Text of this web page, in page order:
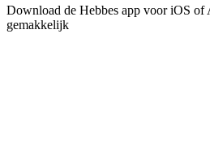
Download de Hebbes app voor iOS of
gemakkelijk​​​​‌ ‍ ​‍​‍‌‍ ‌ ​‍‌‍‍‌‌‍‌ ‌‍‍‌‌‍ ‍​‍​‍​ ‍‍​‍​‍‌ ​ ‌‍​‌‌‍ ‍‌‍‍‌‌ ‌​‌ ‍‌​‍ ‍‌‍‍‌‌‍ ​‍​‍​‍ ​​‍​‍‌‍‍​‌ ​‍‌‍‌‌‌‍‌‍​‍​‍​ ‍‍​‍​‍‌‍‍​‌ ‌​‌ ‌​‌ ​​​ ‍‍​‍ ​‍ ‌‍ ​‌‍ ‌‍​ ‌‍​‌‌‍ ​‌‍‍​‌‍ ‌ ​ ‌ ‌​​ ‍‍​ ​ ​ ​ ​ ​ ​ ​ ​‍ ‌‍‍‌‌‍ ‍‌ ‌​‌‍‌‌‌‍ ‍‌ ‌​​‍ ‌‍‌‌‌‍‌​‌‍‍‌‌ ‌​​‍ ‌‍ ‌‌‍ ‌‍‌​‌‍‌‌​ ‌‌ ​​‌ ​‍‌‍‌‌‌ ​ ‌‍‌‌‌‍ ‍‌ ‌​‌‍​‌‌ ‌​‌‍‍‌‌‍ ‌‍ ‍​ ‍ ‌‍‍‌‌‍‌​​ ‌‌‍‌ ‌‍ ​‌‍ ‌‍​‍‌‍​‌‌‍ ​​ ‍ ‌ ‌​‌ ‍‌‌ ​​‌‍‌‌​ ‌‌‍‌ ‌‍ ​‌‍ ‌‍​‍‌‍​‌‌‍ ​​ ‍ ‌ ​​‌‍​‌‌ ‌​‌‍‍​​ ‌‌‍‌‍‌‍ ‌‍ ‌ ‌​‌‍‌‌‌ ​‍​‍ ‍‌‍​‌‌ ​​‌ ​​‌​‌​‌‍ ‌ ‌ ‌‍ ‍‌‍ ​‌‍ ‌‍​‌‌‍‌​​‍ ‍‌‍‌​‌‍‌‌‌ ​ ‌‍​ ‌ ​‍‌‍‍‌‌ ​​‌ ‌​‌‍‍‌‌‍ ‌‍ ‍​ ‌‍​‍‌‍​‌‌ ​ ‌‍‌‌‌‌‌‌‌ ​‍‌‍ ​​ ‌‌‍‍​‌ ‌​‌ ‌​‌ ​​​‍‌‌​ ​ ‌​​‌​‍‌‌​ ​‍‌​‌‍​‍‌‌​ ​‍‌​‌‍‌‍ ​‌‍ ‌‍​ ‌‍​‌‌‍ ​‌‍‍​‌‍ ‌ ​ ‌ ‌​​‍‌‌​ ​ ‌​​‌​ ​ ​ ​ ​ ​ ​ ​ ​‍‌‍‌‍‍‌‌‍‌​​ ‌‌‍‌ ‌‍ ​‌‍ ‌‍​‍‌‍​‌‌‍ ​​‍‌‍‌ ‌​‌ ‍‌‌ ​​‌‍‌‌​ ‌‌‍‌ ‌‍ ​‌‍ ‌‍​‍‌‍​‌‌‍ ​​‍‌‍‌ ​​‌‍​‌‌ ‌​‌‍‍​​ ‌‌‍‌‍‌‍ ‌‍ ‌ ‌​‌‍‌‌‌ ​‍​‍ ‍‌‍​‌‌ ​​‌ ​​‌​‌​‌‍ ‌ ‌ ‌‍ ‍‌‍ ​‌‍ ‌‍​‌‌‍‌​​‍ ‍‌‍‌​‌‍‌‌‌ ​ ‌‍​ ‌ ​‍‌‍‍‌‌ ​​‌ ‌​‌‍‍‌‌‍ ‌‍ ‍​‍‌‍‌ ​​‌‍‌‌‌ ​‍‌ ​ ‌ ​​‌‍‌‌‌‍​ ‌ ‌​‌‍‍‌‌ ‌‍‌‍‌‌​ ‌‌ ​​‌ ‌‌‌‍​‍‌‍ ​‌‍‍‌‌ ​ ‌‍‍​‌‍‌‌‌‍‌​​‍​‍‌ ‌